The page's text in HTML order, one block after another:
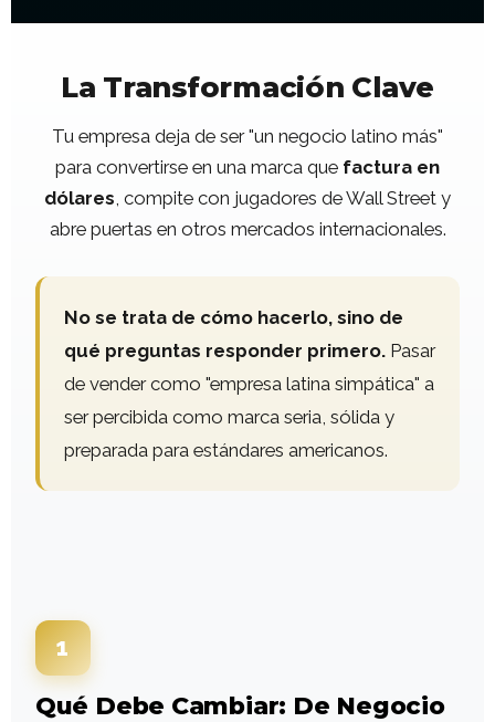
La Transformación Clave
Tu empresa deja de ser "un negocio latino más"
para convertirse en una marca que factura en
dólares , compite con jugadores de Wall Street y
abre puertas en otros mercados internacionales.
No se trata de cómo hacerlo, sino de
qué preguntas responder primero.Pasar
de vender como "empresa latina simpática" a
ser percibida como marca seria, sólida y
preparada para estándares americanos.
1
Qué Debe Cambiar: De Negocio